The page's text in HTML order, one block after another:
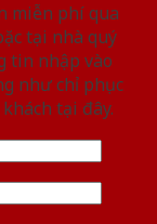
miễn phí qua
tại nhà quý
tin nhập vào
như chỉ phục
tại đây.